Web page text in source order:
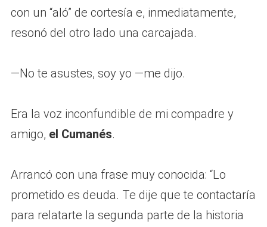
con un “aló” de cortesía e, inmediatamente,
resonó del otro lado una carcajada.
—No te asustes, soy yo —me dijo.
Era la voz inconfundible de mi compadre y
amigo, el Cumanés.
Arrancó con una frase muy conocida: “Lo
prometido es deuda. Te dije que te contactaría
para relatarte la segunda parte de la historia